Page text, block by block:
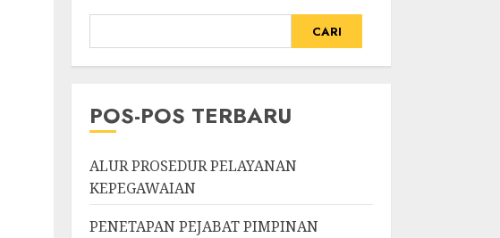
CARI
POS-POS TERBARU
ALUR PROSEDUR PELAYANAN
KEPEGAWAIAN
PENETAPAN PEJABAT PIMPINAN